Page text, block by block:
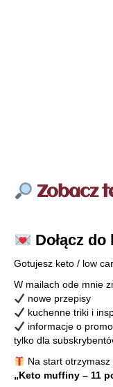
Zobacz
Dołącz
Gotujesz keto / low
W mailach ode mnie
nowe przepisy
kuchenne triki i
informacje o
tylko dla
Na start
„Keto muffiny – 11